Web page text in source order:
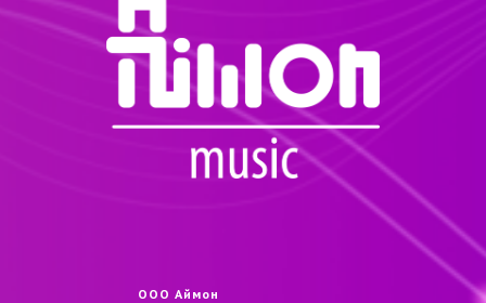
ООО Аймон